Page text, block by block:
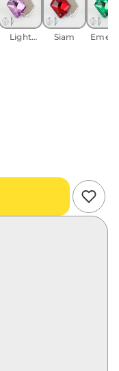
Light
Siam